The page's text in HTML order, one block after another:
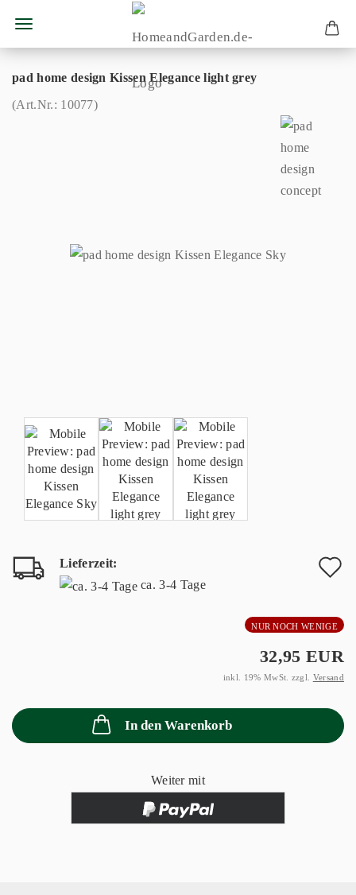
pad home design Kissen Elegance light grey
(Art.Nr.: 10077)
Lieferzeit:
ca. 3-4 Tage
NUR NOCH WENIGE
32,95 EUR
inkl. 19% MwSt. zzgl. Versand
In den Warenkorb
Weiter mit